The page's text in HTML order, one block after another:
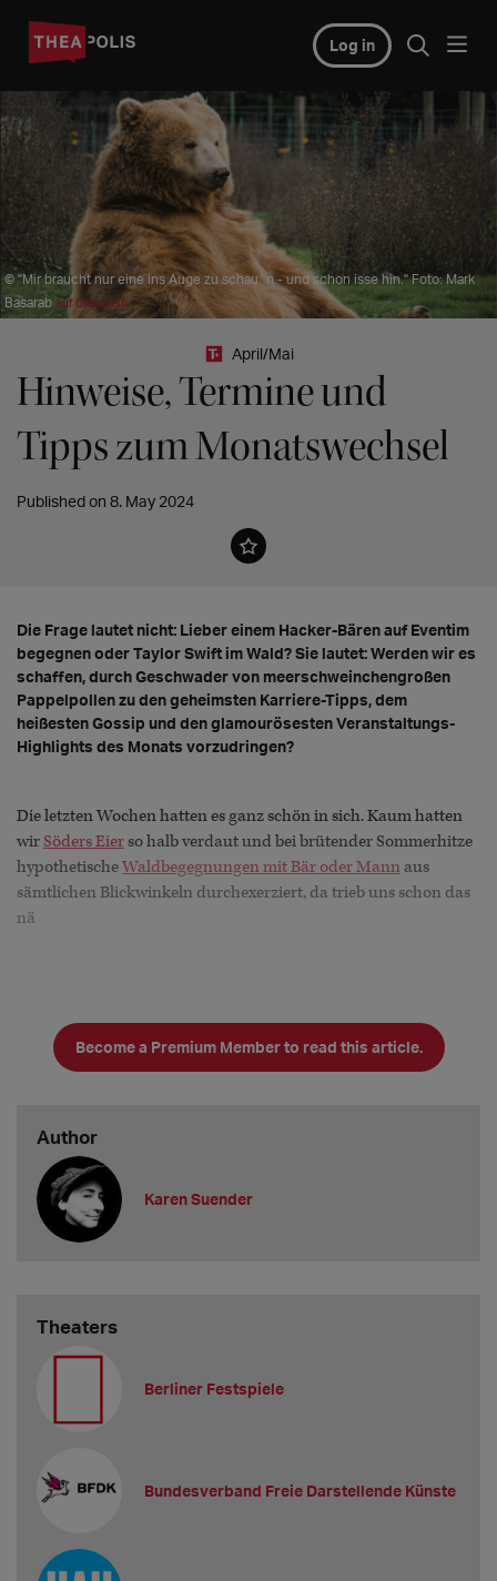
Log in
© "Mir braucht nur eine ins Auge zu schau´n - und schon isse hin." Foto: Mark
Basarab auf Unsplash
April/Mai
Hinweise, Termine und
Tipps zum Monatswechsel
Published on 8. May 2024
Die Frage lautet nicht: Lieber einem Hacker-Bären auf Eventim
begegnen oder Taylor Swift im Wald? Sie lautet: Werden wir es
schaffen, durch Geschwader von meerschweinchengroßen
Pappelpollen zu den geheimsten Karriere-Tipps, dem
heißesten Gossip und den glamourösesten Veranstaltungs-
Highlights des Monats vorzudringen?
Die letzten Wochen hatten es ganz schön in sich. Kaum hatten
wir Söders Eier so halb verdaut und bei brütender Sommerhitze
hypothetischeWaldbegegnungen mit Bär oder Mann aus
sämtlichen Blickwinkeln durchexerziert, da trieb uns schon das
nä
Become a Premium Member to read this article.
Author
Karen Suender
Theaters
Berliner Festspiele
Bundesverband Freie Darstellende Künste